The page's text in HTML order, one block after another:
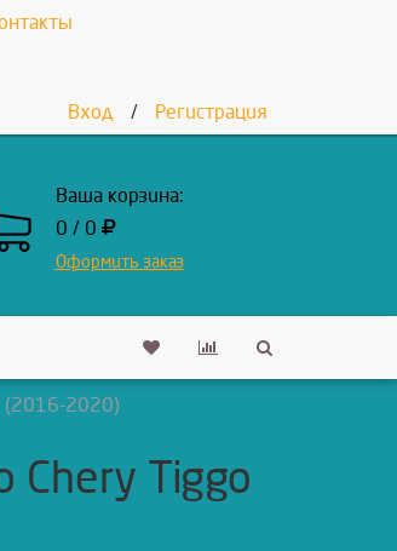
Вход / Регистрация
Ваша корзина:
0 / 0
Оформить заказ
(2016-2020)
Tiggo